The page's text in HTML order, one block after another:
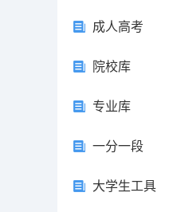
成人高考
院校库
专业库
一分一段
大学生工具